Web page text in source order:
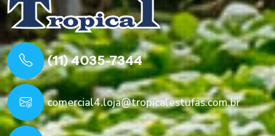
(11) 4035-7344
comercial4.loja@tropicalestufas.com.br